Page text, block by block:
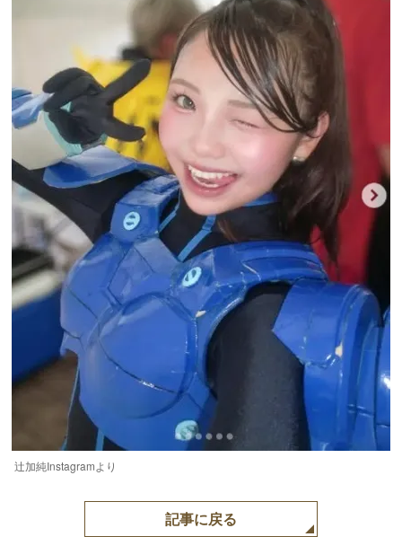
辻加純Instagramより
記事に戻る